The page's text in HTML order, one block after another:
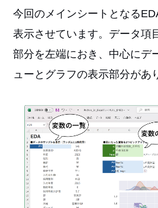
今回のメインシートとなる
表示させています。データ項
部分を左端におき、中心にデ
ューとグラフの表示部分があ